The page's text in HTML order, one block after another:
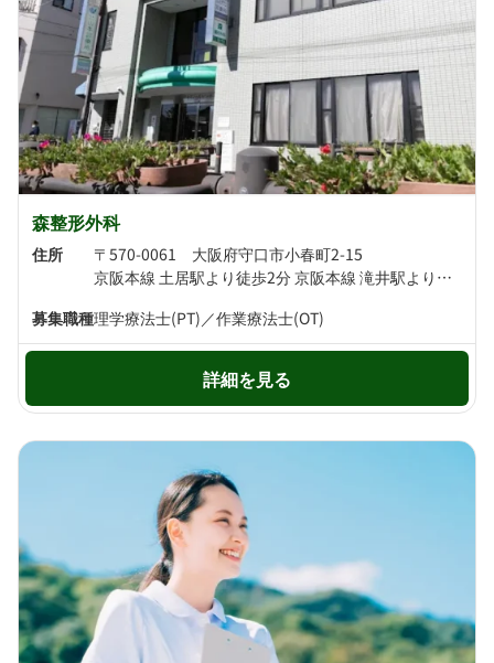
森整形外科
住所
〒570-0061 大阪府守口市小春町2-15
京阪本線 土居駅より徒歩2分 京阪本線 滝井駅より徒歩6分
募集職種理学療法士(PT)／作業療法士(OT)
詳細を見る